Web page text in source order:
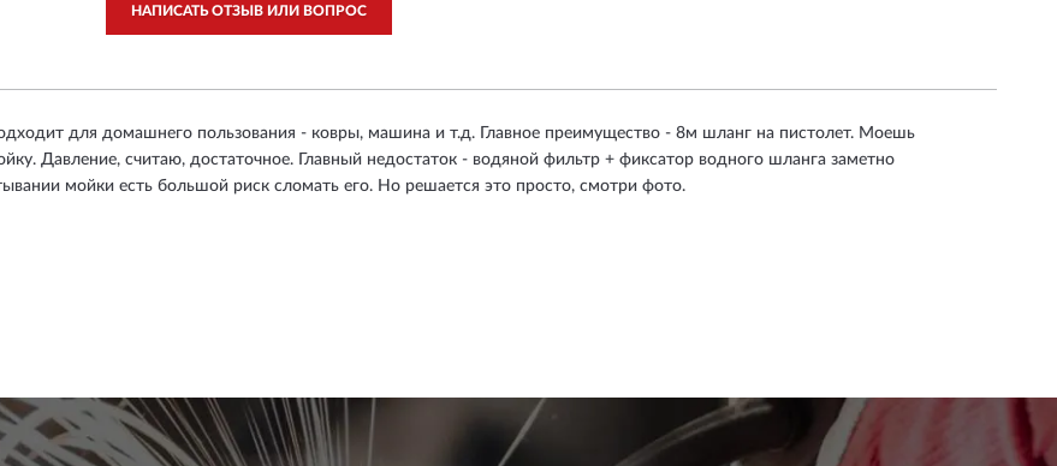
НАПИСАТЬ ОТЗЫВ ИЛИ ВОПРОС
для домашнего пользования - ковры, машина и т.д. Главное преимущество - 8м шланг на пистолет. Моешь
Давление, считаю, достаточное. Главный недостаток - водяной фильтр + фиксатор водного шланга заметно
мойки есть большой риск сломать его. Но решается это просто, смотри фото.